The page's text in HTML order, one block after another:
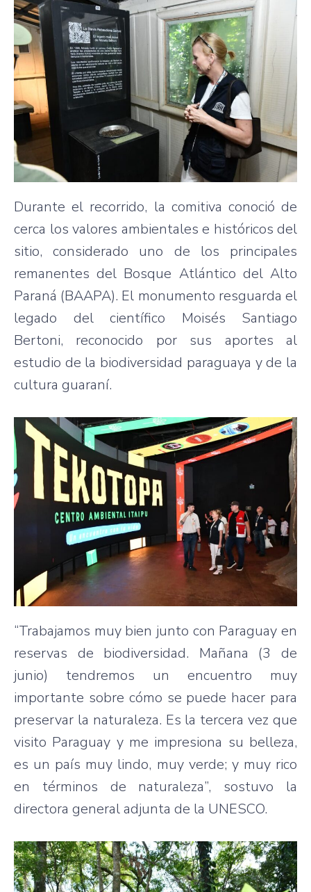
Durante el recorrido, la comitiva conoció de
cerca los valores ambientales e históricos del
sitio, considerado uno de los principales
remanentes del Bosque Atlántico del Alto
Paraná (BAAPA). El monumento resguarda el
legado del científico Moisés Santiago
Bertoni, reconocido por sus aportes al
estudio de la biodiversidad paraguaya y de la
cultura guaraní.
“Trabajamos muy bien junto con Paraguay en
reservas de biodiversidad. Mañana (3 de
junio) tendremos un encuentro muy
importante sobre cómo se puede hacer para
preservar la naturaleza. Es la tercera vez que
visito Paraguay y me impresiona su belleza,
es un país muy lindo, muy verde; y muy rico
en términos de naturaleza”, sostuvo la
directora general adjunta de la UNESCO.